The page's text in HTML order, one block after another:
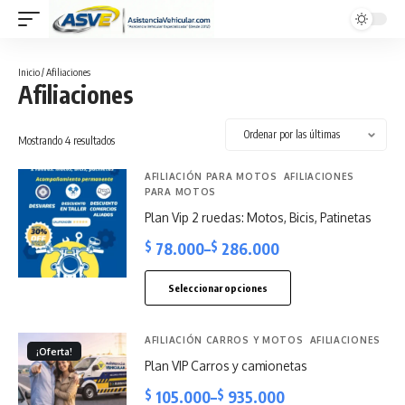
Inicio/ Afiliaciones
Afiliaciones
Mostrando 4 resultadosSorted
latest
AFILIACIÓN PARA MOTOS
AFILIACIONES
PARA MOTOS
Plan Vip 2 ruedas: Motos, Bicis, Patinetas
$ 78.000–$ 286.000
Price
range:
$ 78.000
through
$ 286.000
Seleccionar opciones
producto
tiene
múltiples
¡Oferta!
AFILIACIÓN CARROS Y MOTOS AFILIACIONES
Plan VIP Carros y camionetas
$ 105.000–$ 935.000